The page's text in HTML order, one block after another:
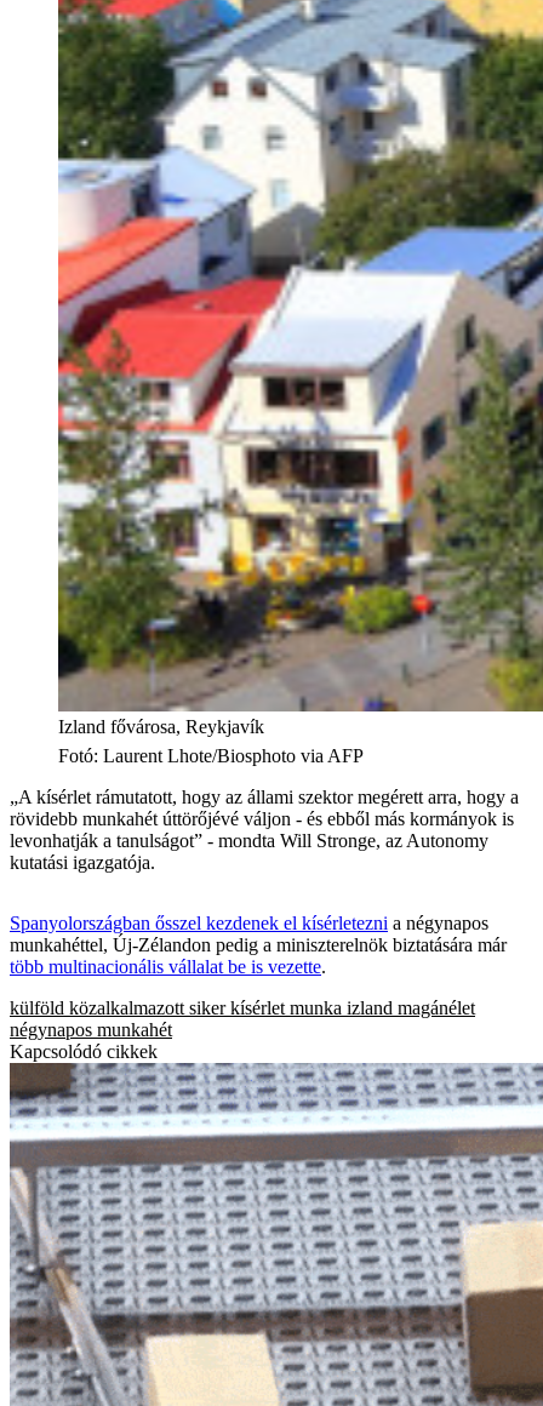
Izland fővárosa, Reykjavík
Fotó: Laurent Lhote/Biosphoto via AFP
„A kísérlet rámutatott, hogy az állami szektor megérett arra, hogy a
rövidebb munkahét úttörőjévé váljon - és ebből más kormányok is
levonhatják a tanulságot” - mondta Will Stronge, az Autonomy
kutatási igazgatója.
Spanyolországban ősszel kezdenek el kísérletezni a négynapos
munkahéttel, Új-Zélandon pedig a miniszterelnök biztatására már
több multinacionális vállalat be is vezette.
külföld közalkalmazott siker kísérlet munka izland magánélet
négynapos munkahét
Kapcsolódó cikkek